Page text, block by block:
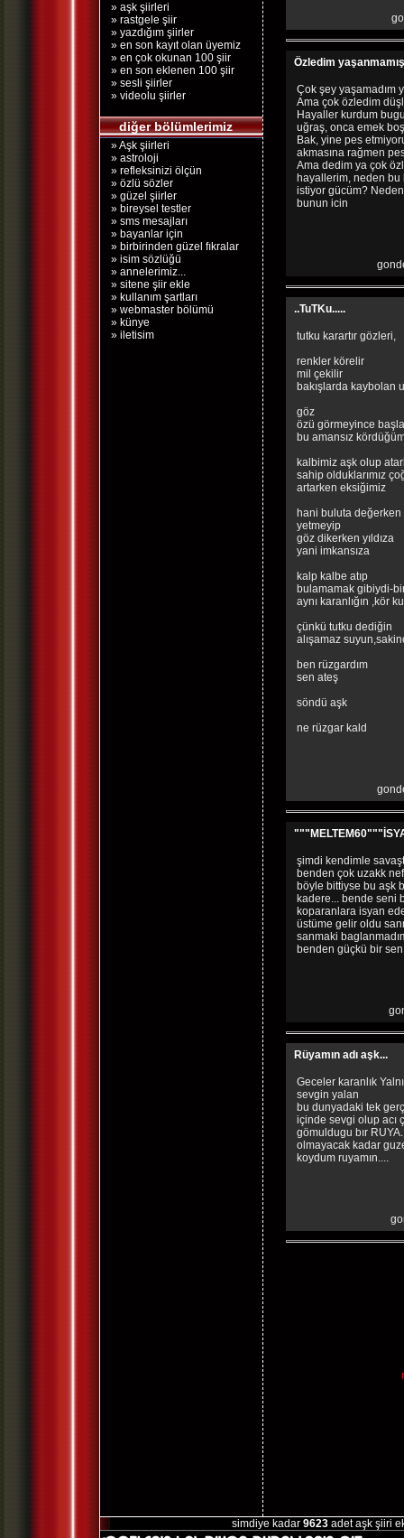
» aşk şiirleri
» rastgele şiir
» yazdığım şiirler
» en son kayıt olan üyemiz
» en çok okunan 100 şiir
» en son eklenen 100 şiir
» sesli şiirler
» videolu şiirler
diğer bölümlerimiz
» Aşk şiirleri
» astroloji
» refleksinizi ölçün
» özlü sözler
» güzel şiirler
» bireysel testler
» sms mesajları
» bayanlar için
» birbirinden güzel fıkralar
» isim sözlüğü
» annelerimiz...
» sitene şiir ekle
» kullanım şartları
» webmaster bölümü
» künye
» iletisim
Özledim
Çok şey yaşamadım
Ama çok özledim
Hayaller kurdum
uğraş, onca emek
Bak, yine pes
akmasına rağmen
Ama dedim ya çok
hayallerim, neden bu
istiyor gücüm?
bunun icin
..TuTKu.....
tutku karartır gözleri,
renkler körelir
mil çekilir
bakışlarda kaybolan
göz
özü görmeyince
bu amansız
kalbimiz aşk olup
sahip olduklarımız
artarken eksiğimiz
hani buluta değerken
yetmeyip
göz dikerken yıldıza
yani imkansıza
kalp kalbe atıp
bulamamak gibiydi-
aynı karanlığın ,kör
çünkü tutku dediğin
alışamaz
ben rüzgardım
sen ateş
söndü aşk
ne rüzgar kald
şimdi kendimle
benden çok uzakk
böyle bittiyse bu aşk
kadere... bende seni
koparanlara isyan
üstüme gelir oldu
sanmaki
benden güçkü bir
Rüyamın adı aşk...
Geceler karanlık
sevgin yalan
bu dunyadaki tek
içinde sevgi olup acı
gömuldugu bır
olmayacak kadar
koydum ruyamın....
simdiye kadar 9623 adet aşk şiiri